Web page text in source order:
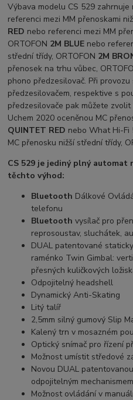
Výbava modelu CS 529
referenci mezi MM přenoskami
RED nebo referenci mezi MM
ORTOFON 2M BLUE nebo
střední třídy, ORTOFON 2M
přenosek na trhu vůbec,
phono předzesilovač. Při
předzesilovačem, respektive s
předzesilovače pak můžete
Uchem 2020 oceněnou MC
QUINTET RED nebo What Hi-Fi
MC přenosku nižší střední třídy,
CS 529 je jediný plný
těchto výhod:
Bluetooth Dálkové
telefonu
Bluetoothvysílač pro
reprosoustav, sluchátek,
DUAL patentované
raménko Twin Gimbal:
přesných kuličkových
Odpojitelný headshell
Dynamický Anti-Skating
Litý talíř
2,5mm silný gumový Slip
Kalený trn v mosazném
Optický snímač pro řízení
Možnost umístit středové
Novou DUAL
odpojitelným
Možnost ovládání v